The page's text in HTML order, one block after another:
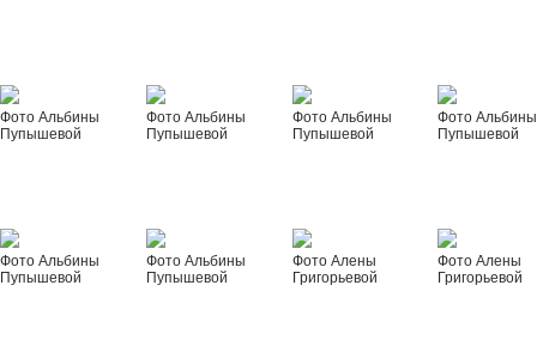
Фото Альбины
Пупышевой
Фото Альбины
Пупышевой
Фото Альбины
Пупышевой
Фото Альбины
Пупышевой
Фото Альбины
Пупышевой
Фото Альбины
Пупышевой
Фото Алены
Григорьевой
Фото Алены
Григорьевой